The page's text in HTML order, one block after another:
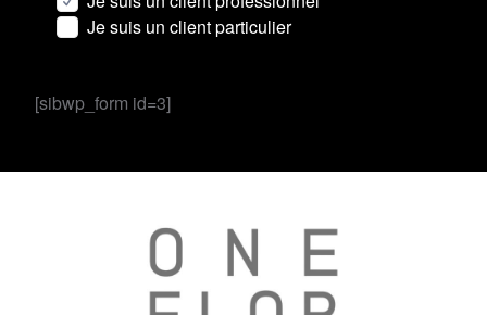
Je suis un client particulier
[sibwp_form id=3]